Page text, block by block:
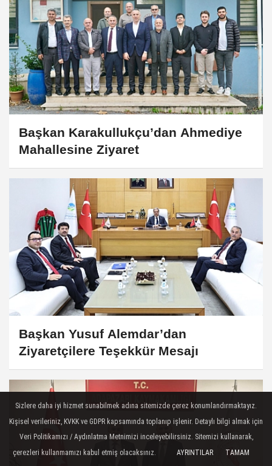
Başkan Karakullukçu’dan Ahmediye
Mahallesine Ziyaret
Başkan Yusuf Alemdar’dan
Ziyaretçilere Teşekkür Mesajı
Sizlere daha iyi hizmet sunabilmek adına sitemizde çerez konumlandırmaktayız.
Kişisel verileriniz, KVKK ve GDPR kapsamında toplanıp işlenir. Detaylı bilgi almak için
Veri Politikamızı / Aydınlatma Metnimizi inceleyebilirsiniz. Sitemizi kullanarak,
çerezleri kullanmamızı kabul etmiş olacaksınız.
AYRINTILAR TAMAM